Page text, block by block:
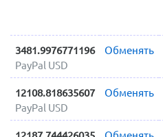
3481.9976771196
PayPal USD
Обменять
12108.818635607
PayPal USD
Обменять